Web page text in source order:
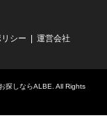
シー 運営会社
探しならALBE. All Rights